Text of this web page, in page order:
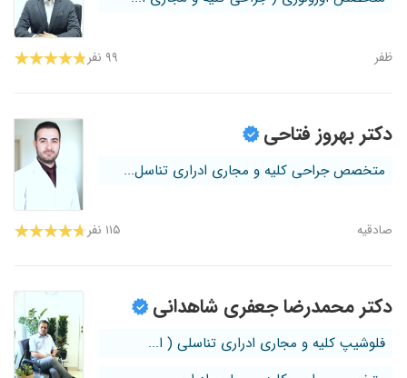
ظفر ۹۹ نفر
دکتر بهروز فتاحی
متخصص جراحی کلیه و مجاری ادراری تناسل...
صادقیه ۱۱۵ نفر
دکتر محمدرضا جعفری شاهدانی
فلوشیپ کلیه و مجاری ادراری تناسلی ( ا...